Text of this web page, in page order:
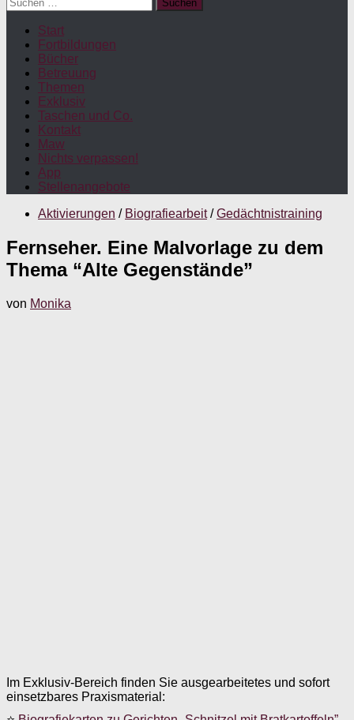
nach:
Start
Fortbildungen
Bücher
Betreuung
Themen
Exklusiv
Taschen und Co.
Kontakt
Maw
Nichts verpassen!
App
Stellenangebote
Aktivierungen / Biografiearbeit / Gedächtnistraining
Fernseher. Eine Malvorlage zu dem
Thema “Alte Gegenstände”
von Monika
Im Exklusiv-Bereich finden Sie ausgearbeitetes und sofort
einsetzbares Praxismaterial: